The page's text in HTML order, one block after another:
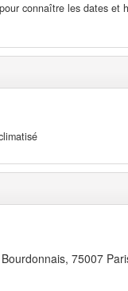
connaître les dates et
75007